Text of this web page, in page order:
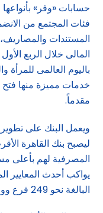
حسابات «وفر»
فئات المجتمع من
المستندات
المالى خلال الربع
باليوم العالمى للمرأة
خدمات مميزة منها فتح
مقدماً.
ويعمل البنك على
ليصبح بنك القاهرة
المصرفية لهم بأعلى
يواكب أحدث المعايير
البالغة نحو 249 فرع ووحدة مصرفية بمختلف أنحاء الجمهورية.